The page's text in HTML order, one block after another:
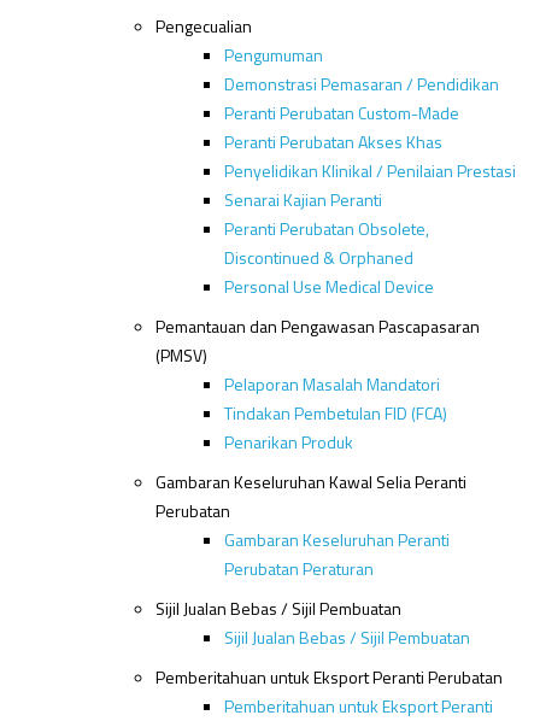
Pengecualian
Pengumuman
Demonstrasi Pemasaran / Pendidikan
Peranti Perubatan Custom-Made
Peranti Perubatan Akses Khas
Penyelidikan Klinikal / Penilaian Prestasi
Senarai Kajian Peranti
Peranti Perubatan Obsolete,
Discontinued & Orphaned
Personal Use Medical Device
Pemantauan dan Pengawasan Pascapasaran
(PMSV)
Pelaporan Masalah Mandatori
Tindakan Pembetulan FID (FCA)
Penarikan Produk
Gambaran Keseluruhan Kawal Selia Peranti
Perubatan
Gambaran Keseluruhan Peranti
Perubatan Peraturan
Sijil Jualan Bebas / Sijil Pembuatan
Sijil Jualan Bebas / Sijil Pembuatan
Pemberitahuan untuk Eksport Peranti Perubatan
Pemberitahuan untuk Eksport Peranti